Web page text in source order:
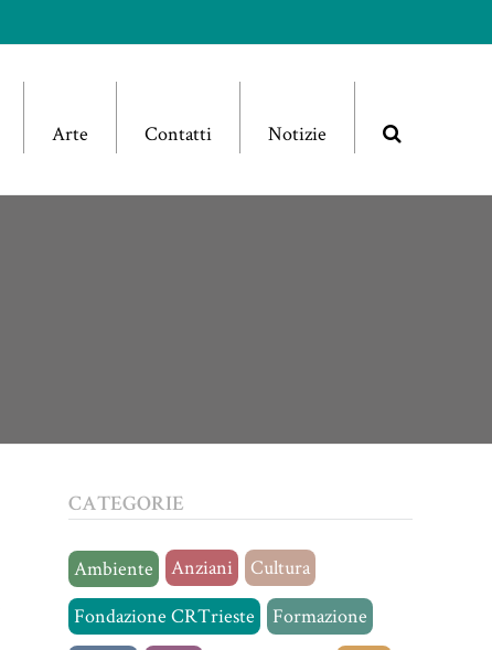
Arte Contatti Notizie
CATEGORIE
Ambiente Anziani
Cultura
Fondazione CRTrieste
Formazione